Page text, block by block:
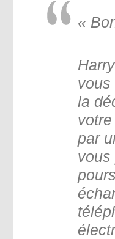
«
vous
la
par
vous